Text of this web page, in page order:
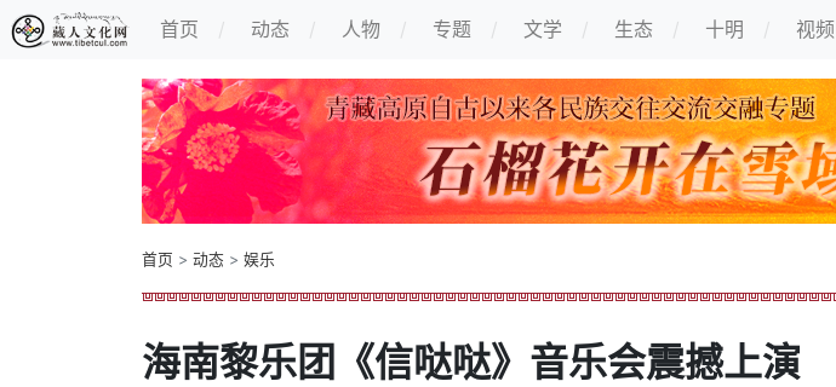
首页 动态 人物 专题 文学 生态 十明 视频
首页 > 动态 > 娱乐
海南黎乐团《信哒哒》音乐会震撼上演